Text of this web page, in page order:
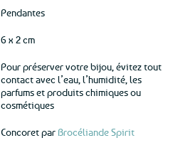
Pendantes
6 x 2 cm
Pour préserver votre bijou, évitez tout
contact avec l’eau, l’humidité, les
parfums et produits chimiques ou
cosmétiques
Concoret par Brocéliande Spirit